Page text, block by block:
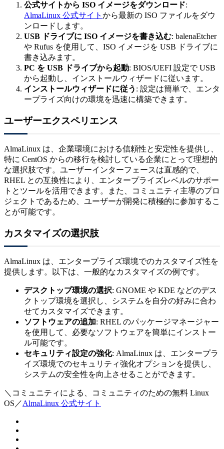
公式サイトから ISO イメージをダウンロード:
AlmaLinux 公式サイト から最新の ISO ファイルをダウ
ンロードします。
USB ドライブに ISO イメージを書き込む: balenaEtcher
や Rufus を使用して、ISO イメージを USB ドライブに
書き込みます。
PC を USB ドライブから起動: BIOS/UEFI 設定で USB
から起動し、インストールウィザードに従います。
インストールウィザードに従う : 設定は簡単で、エンタ
ープライズ向けの環境を迅速に構築できます。
ユーザーエクスペリエンス
AlmaLinux は、企業環境における信頼性と安定性を提供し、
特に CentOS からの移行を検討している企業にとって理想的
な選択肢です。ユーザーインターフェースは直感的で、
RHEL との互換性により、エンタープライズレベルのサポー
トとツールを活用できます。また、コミュニティ主導のプロ
ジェクトであるため、ユーザーが開発に積極的に参加するこ
とが可能です。
カスタマイズの選択肢
AlmaLinux は、エンタープライズ環境でのカスタマイズ性を
提供します。以下は、一般的なカスタマイズの例です。
デスクトップ環境の選択: GNOME や KDE などのデス
クトップ環境を選択し、システムを自分の好みに合わ
せてカスタマイズできます。
ソフトウェアの追加: RHEL のパッケージマネージャー
を使用して、必要なソフトウェアを簡単にインストー
ル可能です。
セキュリティ設定の強化: AlmaLinux は、エンタープラ
イズ環境でのセキュリティ強化オプションを提供し、
システムの安全性を向上させることができます。
＼コミュニティによる、コミュニティのための無料 Linux
OS／AlmaLinux 公式サイト